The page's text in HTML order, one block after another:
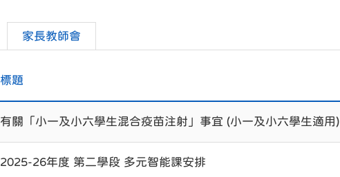
家長教師會
標題
有關「小一及小六學生混合疫苗注射」事宜 (小一及小六學生適用)
2025-26年度 第二學段 多元智能課安排